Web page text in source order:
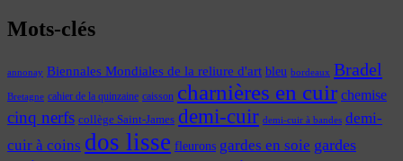
Mots-clés
annonay Biennales Mondiales de la reliure d'art bleu bordeaux Bradel
Bretagne cahier de la quinzaine caisson charnières en cuir chemise
cinq nerfs collège Saint-James demi-cuir demi-cuir à bandes demi-
cuir à coins dos lisse fleurons gardes en soie gardes